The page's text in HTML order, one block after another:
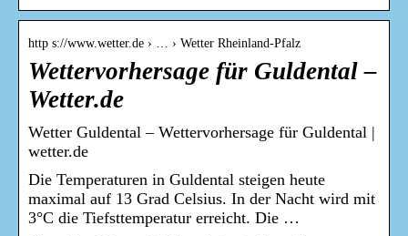
http s://www.wetter.de › … › Wetter Rheinland-Pfalz
Wettervorhersage für Guldental –
Wetter.de
Wetter Guldental – Wettervorhersage für Guldental |
wetter.de
Die Temperaturen in Guldental steigen heute
maximal auf 13 Grad Celsius. In der Nacht wird mit
3°C die Tiefsttemperatur erreicht. Die …